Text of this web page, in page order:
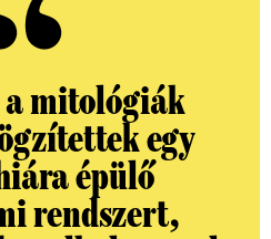
a mitológiák
egy
épülő
rendszert,